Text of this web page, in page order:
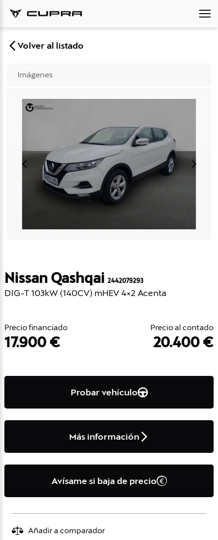
Volver al listado
Imágenes
Nissan Qashqai 2442079293
DIG-T 103kW (140CV) mHEV 4×2 Acenta
Precio financiado
17.900 €
Precio al contado
20.400 €
Probar vehículo
Más información
Avísame si baja de precio
Añadir a comparador